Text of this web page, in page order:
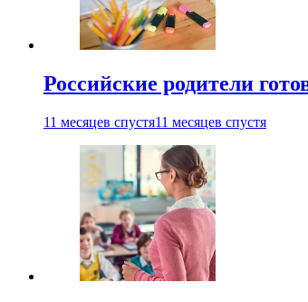
Российские родители
11 месяцев спустя11 месяцев спустя